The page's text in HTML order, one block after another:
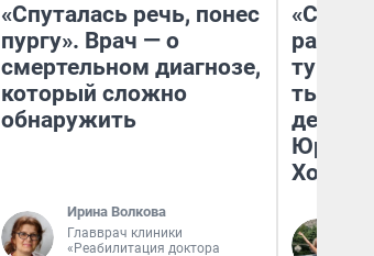
«Спуталась речь, понес
пургу». Врач — о
смертельном диагнозе,
который сложно
обнаружить
Ирина Волкова
Главврач клиники
«Реабилитация доктора
тысяч,
день